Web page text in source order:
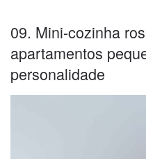
09. Mini-cozinha
apartamentos
personalidade